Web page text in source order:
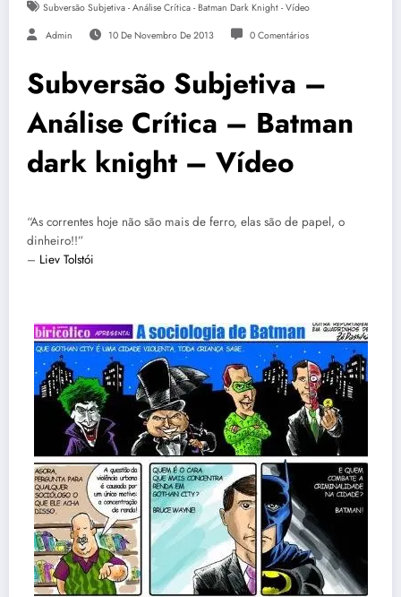
Subversão Subjetiva - Análise Crítica - Batman Dark Knight - Vídeo
Admin 10 De Novembro De 2013 0 Comentários
Subversão Subjetiva –
Análise Crítica – Batman
dark knight – Vídeo
“As correntes hoje não são mais de ferro, elas são de papel, o
dinheiro!!”
– Liev Tolstói